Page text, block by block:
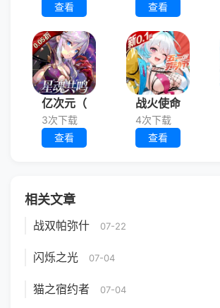
查看
查看
亿次元（
3次下载
查看
战火使命
4次下载
查看
相关文章
战双帕弥什 07-22
闪烁之光 07-04
猫之宿约者 07-04